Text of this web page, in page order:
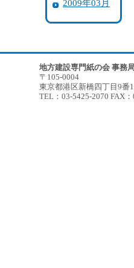
2009年03月
地方建設専門紙の会 事務
〒105-0004
東京都港区新橋四丁目9番
TEL：03-5425-2070 FAX